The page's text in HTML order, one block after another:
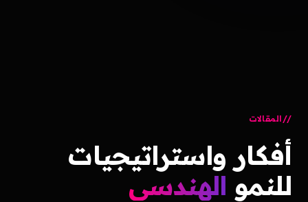
المقالات
أفكار واستراتيجيات
للنمو الهندسي